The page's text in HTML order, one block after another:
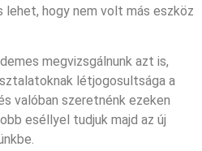
lehet, hogy nem volt más eszköz
megvizsgálnunk azt is,
létjogosultsága a
valóban szeretnénk ezeken
eséllyel tudjuk majd az új